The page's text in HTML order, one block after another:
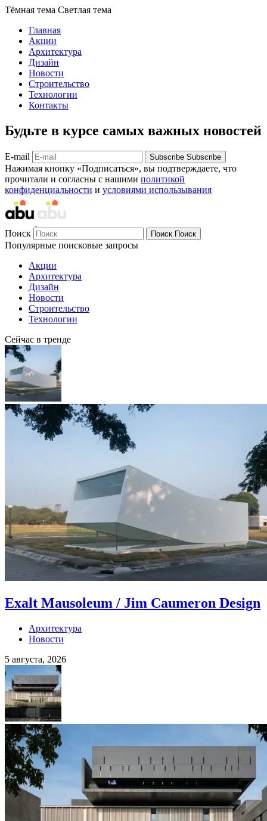
Тёмная тема Светлая тема
Главная
Акции
Архитектура
Дизайн
Новости
Строительство
Технологии
Контакты
Будьте в курсе самых важных новостей
E-mail Subscribe Subscribe
Нажимая кнопку «Подписаться», вы подтверждаете, что
прочитали и согласны с нашими политикой
конфиденциальности и условиями использывания
Поиск Поиск Поиск
Популярные поисковые запросы
Акции
Архитектура
Дизайн
Новости
Строительство
Технологии
Сейчас в тренде
Exalt Mausoleum / Jim Caumeron Design
Архитектура
Новости
5 августа, 2026